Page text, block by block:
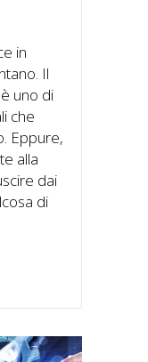
in
Il
uno di
che
Eppure,
alla
dai
di